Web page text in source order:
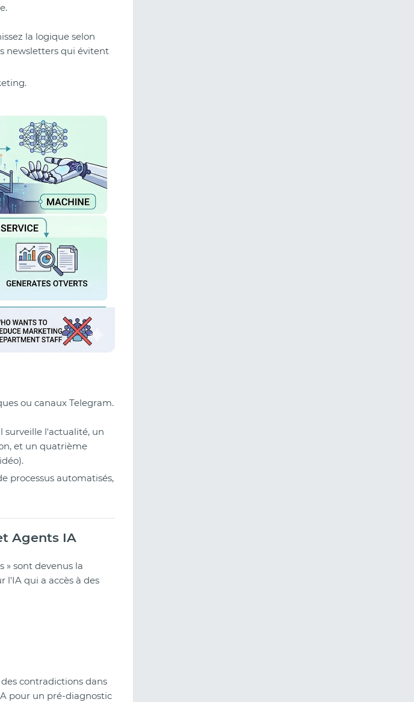
la logique selon
newsletters qui évitent
ou canaux Telegram.
surveille l'actualité, un
et un quatrième
processus automatisés,
Agents IA
» sont devenus la
l'IA qui a accès à des
contradictions dans
pour un pré-diagnostic